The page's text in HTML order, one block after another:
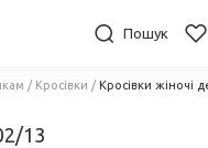
Пошук
/ Кросівки /Кросівки жіночі
13